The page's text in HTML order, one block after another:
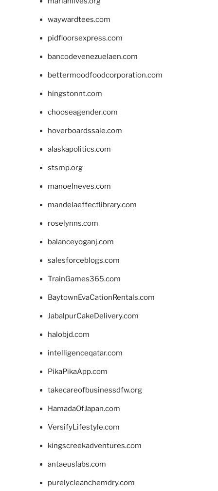
waywardtees.com
pidfloorsexpress.com
bancodevenezuelaen.com
bettermoodfoodcorporation.com
hingstonnt.com
chooseagender.com
hoverboardssale.com
alaskapolitics.com
stsmp.org
manoelneves.com
mandelaeffectlibrary.com
roselynns.com
balanceyoganj.com
salesforceblogs.com
TrainGames365.com
BaytownEvaCationRentals.com
JabalpurCakeDelivery.com
halobjd.com
intelligenceqatar.com
PikaPikaApp.com
takecareofbusinessdfw.org
HamadaOfJapan.com
VersifyLifestyle.com
kingscreekadventures.com
antaeuslabs.com
purelycleanchemdry.com